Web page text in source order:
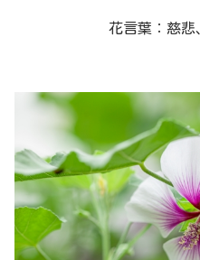
花言葉：慈悲